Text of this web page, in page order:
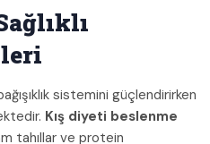
sistemini güçlendirirken
Kış diyeti beslenme
tahıllar ve protein